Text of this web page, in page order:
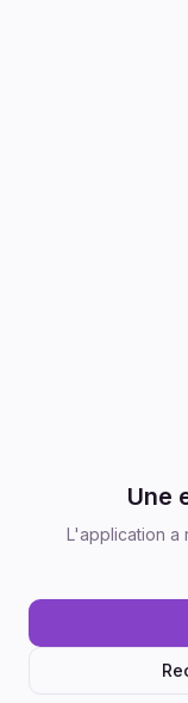
Une
L'application a